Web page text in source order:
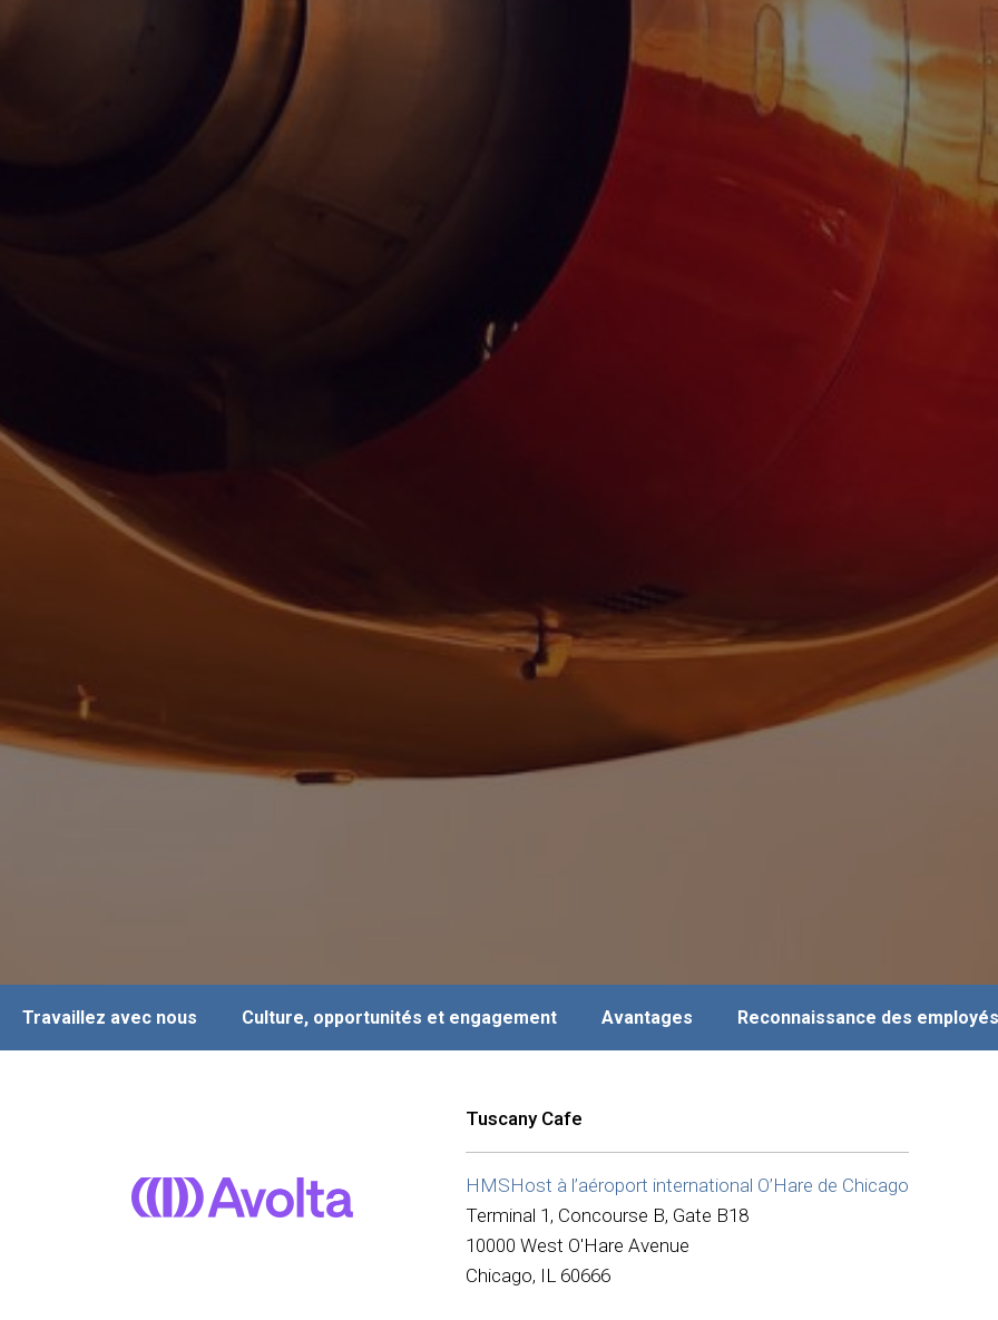
Travaillez avec nous Culture, opportunités et engagement Avantages Reconnaissance des employés
Tuscany Cafe
HMSHost à l’aéroport international O’Hare de Chicago
Terminal 1, Concourse B, Gate B18
10000 West O'Hare Avenue
Chicago, IL 60666